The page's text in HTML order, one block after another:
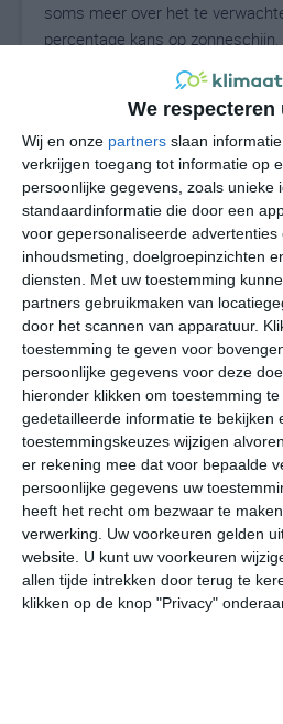
We respecteren
Wij en onze partners slaan
verkrijgen toegang tot informatie op
persoonlijke gegevens, zoals unieke
standaardinformatie die door een
voor gepersonaliseerde
inhoudsmeting, doelgroepinzichten
diensten.
Met uw toestemming
partners gebruikmaken van
door het scannen van apparatuur.
toestemming te geven voor
persoonlijke gegevens voor deze
hieronder klikken om toestemming
gedetailleerde informatie te bekijken
toestemmingskeuzes wijzigen
er rekening mee dat voor bepaalde
persoonlijke gegevens uw
heeft het recht om bezwaar te
verwerking. Uw voorkeuren gelden
website. U kunt uw voorkeuren
allen tijde intrekken door terug te
klikken op de knop "Privacy"
soms meer over het te
percentage kans op
uitgebreide weersvoorspelling
23°C
za
31°
zo
34°
15°C 19°C 26°C
06:00 09:00 12:00
06:00 09:00 12:00